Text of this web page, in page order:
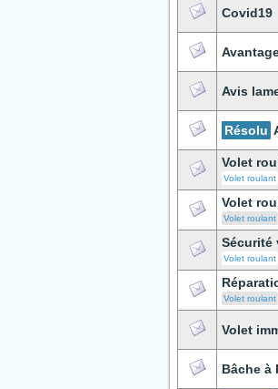
Covid19
Avis
Résolu
Volet
Volet roulant
Volet
Volet roulant
Sécurité
Volet roulant
Volet roulant
Volet
Bâche à